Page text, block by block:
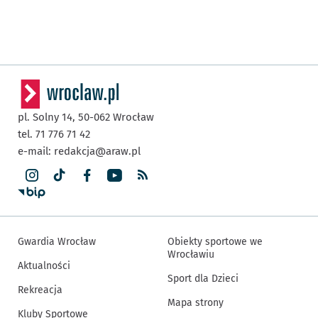
pl. Solny 14, 50-062 Wrocław
tel. 71 776 71 42
e-mail: redakcja@araw.pl
Gwardia Wrocław
Aktualności
Rekreacja
Kluby Sportowe
Obiekty sportowe we
Wrocławiu
Sport dla Dzieci
Mapa strony